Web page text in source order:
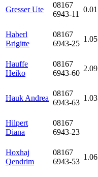
Gresser Ute
08167
6943-11
0.01
Haberl
Brigitte
08167
6943-25
1.05
Hauffe
Heiko
08167
6943-60
2.09
Hauk Andrea
08167
6943-63
1.03
Hilpert
Diana
08167
6943-23
Hoxhaj
Qendrim
08167
6943-53
1.06